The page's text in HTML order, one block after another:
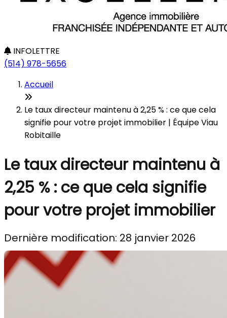
INFOLETTRE
(514) 978-5656
Accueil
Le taux directeur maintenu à 2,25 % : ce que cela
signifie pour votre projet immobilier | Équipe Viau
Robitaille
Le taux directeur maintenu à
2,25 % : ce que cela signifie
pour votre projet immobilier
Dernière modification: 28 janvier 2026